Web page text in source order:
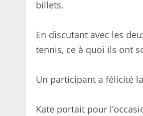
billets.
En discutant avec les
tennis, ce à quoi ils ont
Un participant a félicité
Kate portait pour